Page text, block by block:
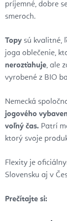
príjemné, dobre
smeroch.
Topy sú kvalitné,
joga oblečenie,
nerozťahuje, ale
vyrobené z BIO
Nemecká
jogového
voľný čas. Patrí
ktorý svoje
Flexity je
Slovensku aj v
Prečítajte si: